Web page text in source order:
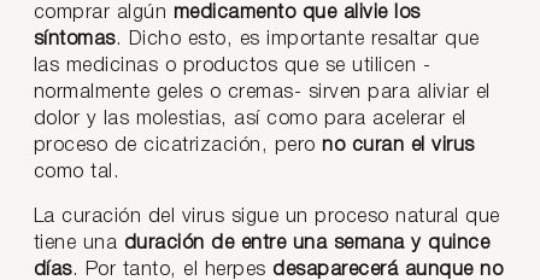
comprar algún medicamento que alivie los
síntomas. Dicho esto, es importante resaltar que
las medicinas o productos que se utilicen -
normalmente geles o cremas- sirven para aliviar el
dolor y las molestias, así como para acelerar el
proceso de cicatrización, pero no curan el virus
como tal.
La curación del virus sigue un proceso natural que
tiene una duración de entre una semana y quince
días. Por tanto, el herpes desaparecerá aunque no